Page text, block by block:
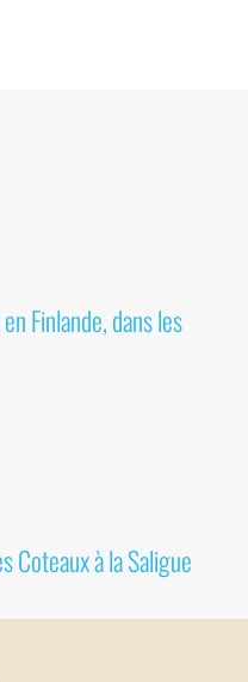
Finlande, dans les
Coteaux à la Saligue